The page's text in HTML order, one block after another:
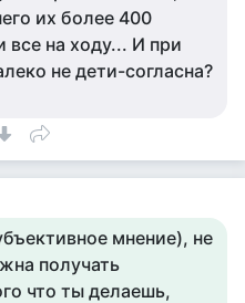
их более 400
все на ходу... И при
не дети-согласна?
мнение), не
получать
что ты делаешь,